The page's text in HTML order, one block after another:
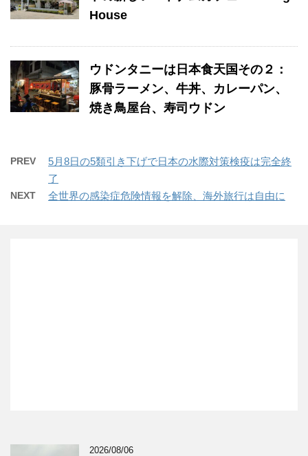
House
ウドンタニーは日本食天国その２：
豚骨ラーメン、牛丼、カレーパン、
焼き鳥屋台、寿司ウドン
PREV
5月8日の5類引き下げで日本の水際対策検疫は完全終
了
NEXT 全世界の感染症危険情報を解除、海外旅行は自由に
2026/08/06